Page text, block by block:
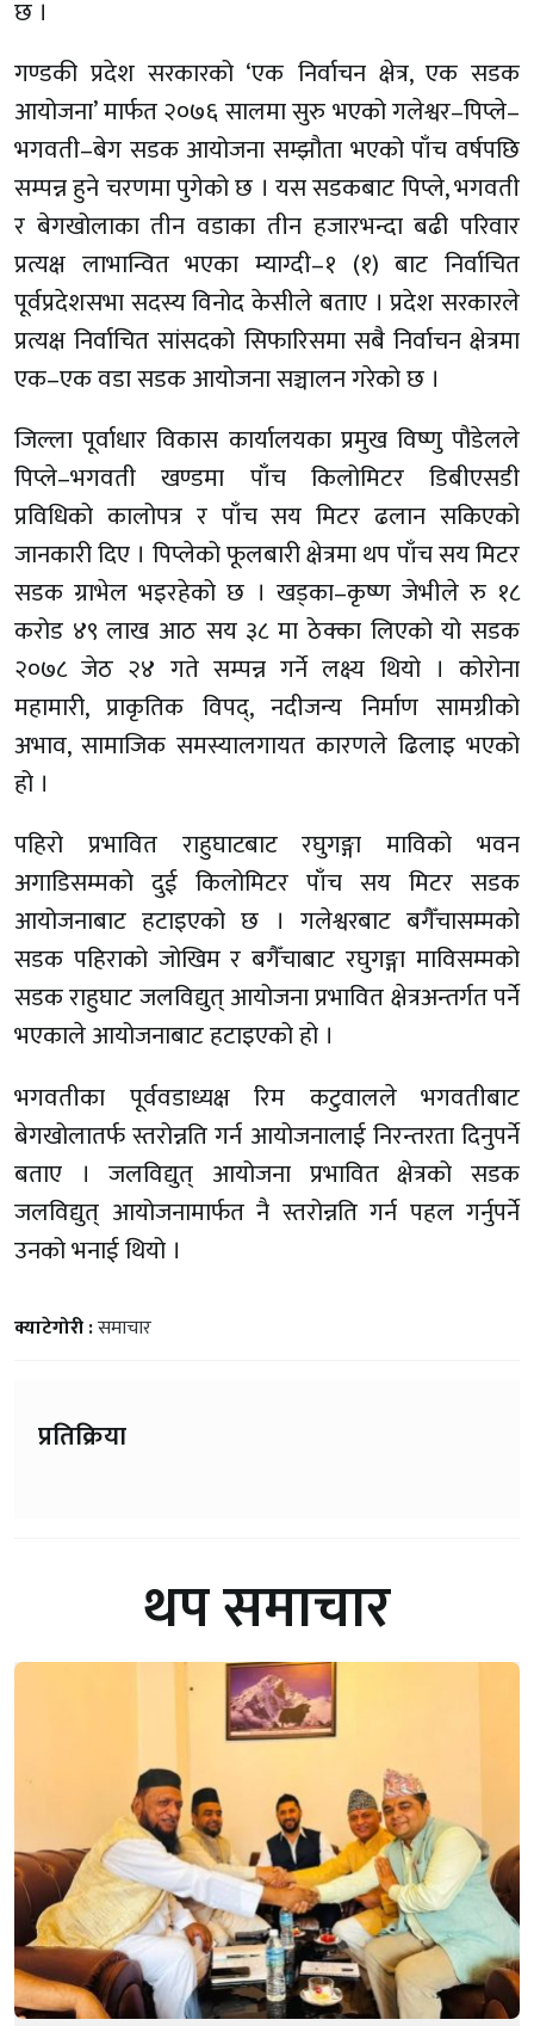
छ ।
गण्डकी प्रदेश सरकारको ‘एक निर्वाचन क्षेत्र, एक सडक
आयोजना’ मार्फत २०७६ सालमा सुरु भएको गलेश्वर–पिप्ले–
भगवती–बेग सडक आयोजना सम्झौता भएको पाँच वर्षपछि
सम्पन्न हुने चरणमा पुगेको छ । यस सडकबाट पिप्ले, भगवती
र बेगखोलाका तीन वडाका तीन हजारभन्दा बढी परिवार
प्रत्यक्ष लाभान्वित भएका म्याग्दी–१ (१) बाट निर्वाचित
पूर्वप्रदेशसभा सदस्य विनोद केसीले बताए । प्रदेश सरकारले
प्रत्यक्ष निर्वाचित सांसदको सिफारिसमा सबै निर्वाचन क्षेत्रमा
एक–एक वडा सडक आयोजना सञ्चालन गरेको छ ।
जिल्ला पूर्वाधार विकास कार्यालयका प्रमुख विष्णु पौडेलले
पिप्ले–भगवती खण्डमा पाँच किलोमिटर डिबीएसडी
प्रविधिको कालोपत्र र पाँच सय मिटर ढलान सकिएको
जानकारी दिए । पिप्लेको फूलबारी क्षेत्रमा थप पाँच सय मिटर
सडक ग्राभेल भइरहेको छ । खड्का–कृष्ण जेभीले रु १८
करोड ४९ लाख आठ सय ३८ मा ठेक्का लिएको यो सडक
२०७८ जेठ २४ गते सम्पन्न गर्ने लक्ष्य थियो । कोरोना
महामारी, प्राकृतिक विपद्, नदीजन्य निर्माण सामग्रीको
अभाव, सामाजिक समस्यालगायत कारणले ढिलाइ भएको
हो ।
पहिरो प्रभावित राहुघाटबाट रघुगङ्गा माविको भवन
अगाडिसम्मको दुई किलोमिटर पाँच सय मिटर सडक
आयोजनाबाट हटाइएको छ । गलेश्वरबाट बगैँचासम्मको
सडक पहिराको जोखिम र बगैँचाबाट रघुगङ्गा माविसम्मको
सडक राहुघाट जलविद्युत् आयोजना प्रभावित क्षेत्रअन्तर्गत पर्ने
भएकाले आयोजनाबाट हटाइएको हो ।
भगवतीका पूर्ववडाध्यक्ष रिम कटुवालले भगवतीबाट
बेगखोलातर्फ स्तरोन्नति गर्न आयोजनालाई निरन्तरता दिनुपर्ने
बताए । जलविद्युत् आयोजना प्रभावित क्षेत्रको सडक
जलविद्युत् आयोजनामार्फत नै स्तरोन्नति गर्न पहल गर्नुपर्ने
उनको भनाई थियो ।
क्याटेगोरी :समाचार
प्रतिक्रिया
थप समाचार